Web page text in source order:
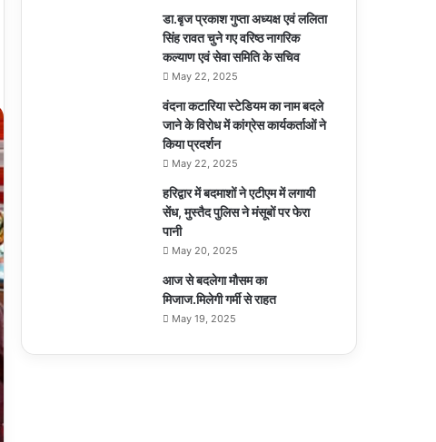
डा.बृज प्रकाश गुप्ता अध्यक्ष एवं ललिता
सिंह रावत चुने गए वरिष्ठ नागरिक
कल्याण एवं सेवा समिति के सचिव
May 22, 2025
वंदना कटारिया स्टेडियम का नाम बदले
जाने के विरोध में कांग्रेस कार्यकर्ताओं ने
किया प्रदर्शन
May 22, 2025
हरिद्वार में बदमाशों ने एटीएम में लगायी
सेंध, मुस्तैद पुलिस ने मंसूबों पर फेरा
पानी
May 20, 2025
आज से बदलेगा मौसम का
मिजाज.मिलेगी गर्मी से राहत
May 19, 2025